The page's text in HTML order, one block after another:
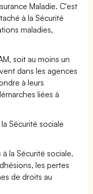
Maladie. C'est
à la Sécurité
maladies,
soit au moins un
dans les agences
à leurs
liées à
Sécurité sociale
la Sécurité sociale.
les pertes
de droits au